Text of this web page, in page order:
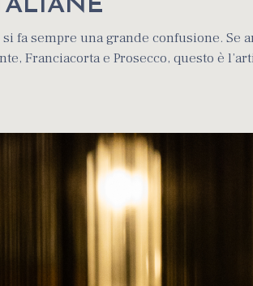
fa sempre una grande confusione. Se
Franciacorta e Prosecco, questo è